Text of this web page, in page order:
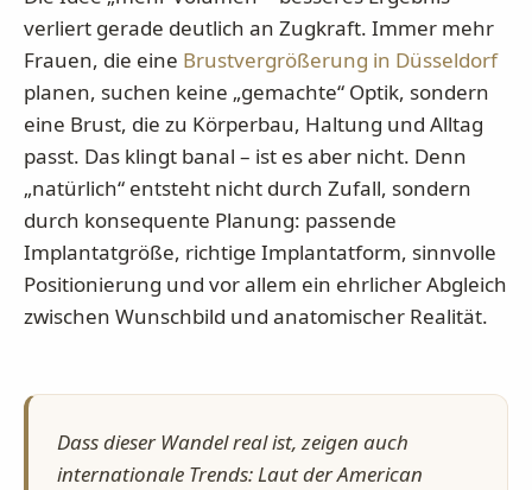
verliert gerade deutlich an Zugkraft. Immer mehr
Frauen, die eine Brustvergrößerung in Düsseldorf
planen, suchen keine „gemachte“ Optik, sondern
eine Brust, die zu Körperbau, Haltung und Alltag
passt. Das klingt banal – ist es aber nicht. Denn
„natürlich“ entsteht nicht durch Zufall, sondern
durch konsequente Planung: passende
Implantatgröße, richtige Implantatform, sinnvolle
Positionierung und vor allem ein ehrlicher Abgleich
zwischen Wunschbild und anatomischer Realität.
Dass dieser Wandel real ist, zeigen auch
internationale Trends: Laut der American